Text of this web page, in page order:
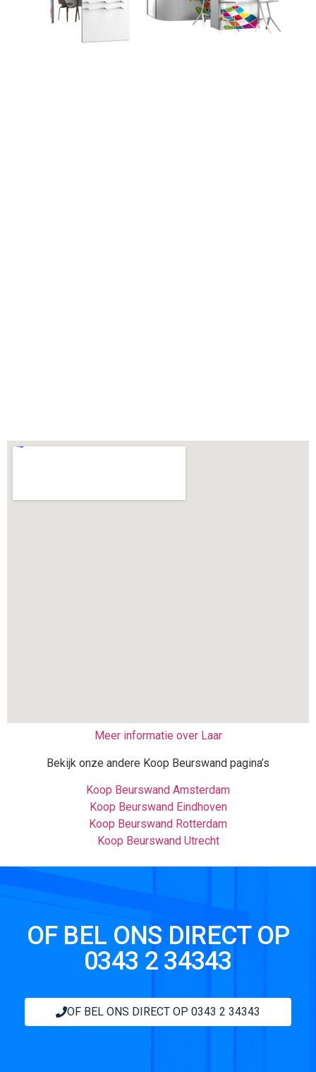
Meer informatie over Laar
Bekijk onze andere Koop Beurswand pagina’s
Koop Beurswand Amsterdam
Koop Beurswand Eindhoven
Koop Beurswand Rotterdam
Koop Beurswand Utrecht
OF BEL ONS DIRECT OP
0343 2 34343
OF BEL ONS DIRECT OP 0343 2 34343